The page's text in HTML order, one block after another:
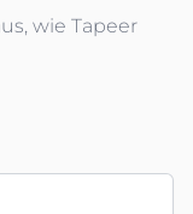
wie Tapeer